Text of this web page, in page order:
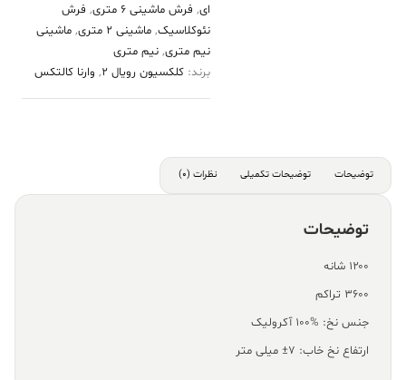
سرمه‌ای
حاشیه
لاکی
ای, فرش ماشینی 6 متری , فرش
نئوکلاسیک, ماشینی 2 متری , ماشینی
نیم متری, نیم متری
برند: کلکسیون رویال 2 , وارنا کالتکس
توضیحات توضیحات تکمیلی نظرات (0)
توضیحات
۱۲۰۰ شانه
۳۶۰۰ تراکم
جنس نخ: %100 آکرولیک
ارتفاع نخ خاب: ۷± میلی متر